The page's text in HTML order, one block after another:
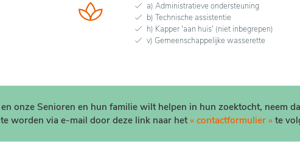
a) Administratieve ondersteuning
b) Technische assistentie
h) Kapper 'aan huis' (niet inbegrepen)
v) Gemeenschappelijke wasserette
onze Senioren en hun familie wilt helpen in hun zoektocht, neem
worden via e-mail door deze link naar het « contactformulier » te